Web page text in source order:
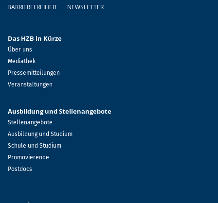
BARRIEREFREIHEIT
NEWSLETTER
Das HZB in Kürze
Über uns
Mediathek
Pressemitteilungen
Veranstaltungen
Ausbildung und Stellenangebote
Stellenangebote
Ausbildung und Studium
Schule und Studium
Promovierende
Postdocs